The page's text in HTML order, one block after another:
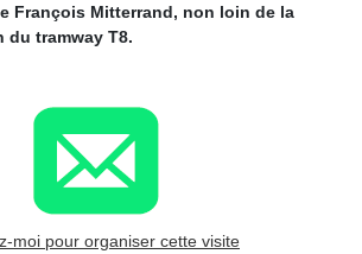
François Mitterrand, non loin de la
du tramway T8.
moi pour organiser cette visite